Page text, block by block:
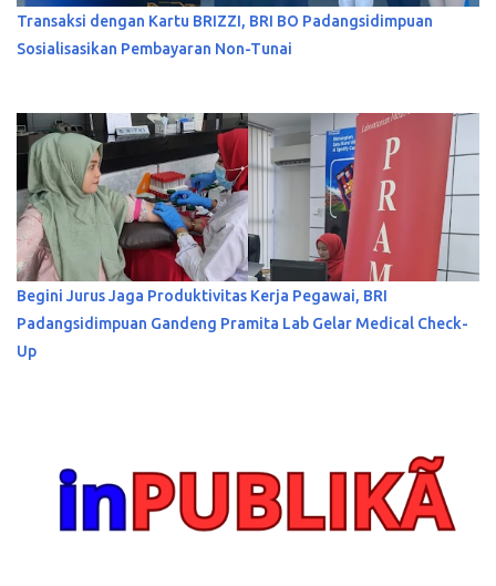
Transaksi dengan Kartu BRIZZI, BRI BO Padangsidimpuan
Sosialisasikan Pembayaran Non-Tunai
Begini Jurus Jaga Produktivitas Kerja Pegawai, BRI
Padangsidimpuan Gandeng Pramita Lab Gelar Medical Check-
Up